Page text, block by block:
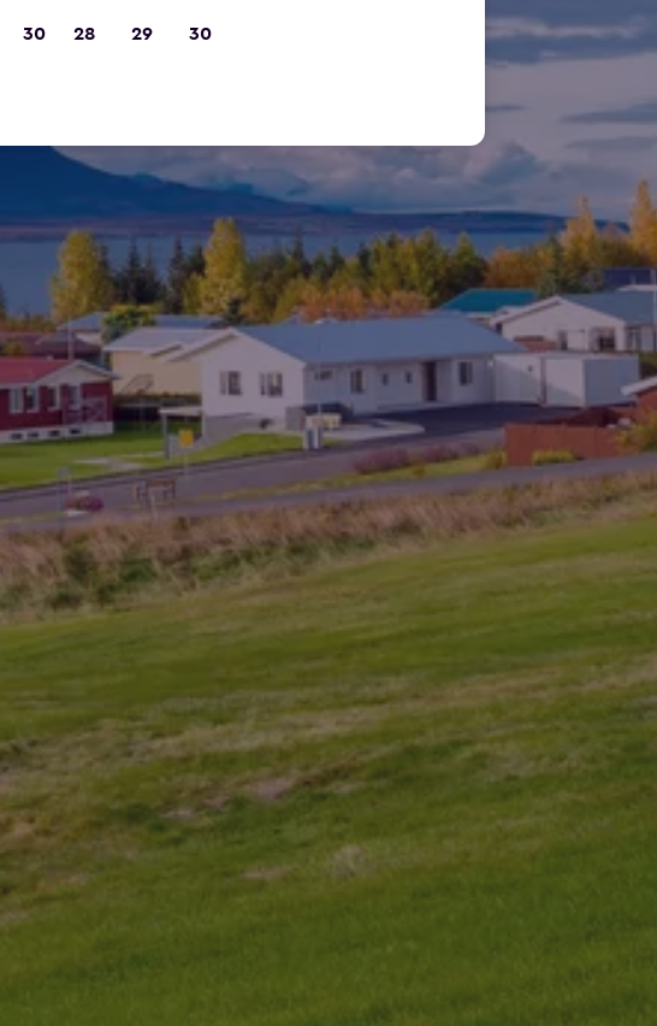
30 28 29 30